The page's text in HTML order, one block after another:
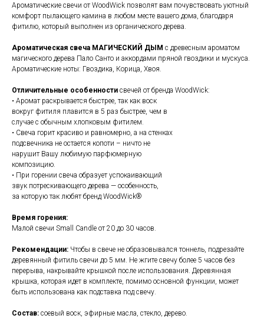
Ароматические свечи от WoodWick позволят вам почувствовать уютный
комфорт пылающего камина в любом месте вашего дома, благодаря
фитилю, который выполнен из органического дерева.
Ароматическая свеча МАГИЧЕСКИЙ ДЫМ c древесным ароматом
магического дерева Пало Санто и аккордами пряной гвоздики и мускуса.
Ароматические ноты: Гвоздика, Корица, Хвоя.
Отличительные особенности свечей от бренда WoodWick:
• Аромат раскрывается быстрее, так как воск
вокруг фитиля плавится в 5 раз быстрее, чем в
случае с обычным хлопковым фитилем.
• Свеча горит красиво и равномерно, а на стенках
подсвечника не остается копоти – ничто не
нарушит Вашу любимую парфюмерную
композицию.
• При горении свеча образует успокаивающий
звук потрескивающего дерева — особенность,
за которую так любят бренд WoodWick®
Время горения:
Малой свечи Small Candle от 20 до 30 часов.
Рекомендации: Чтобы в свече не образовывался тоннель, подрезайте
деревянный фитиль свечи до 5 мм. Не жгите свечу более 5 часов без
перерыва, накрывайте крышкой после использования. Деревянная
крышка, которая идет в комплекте, помимо основной функции, может
быть использована как подставка под свечу.
Состав: соевый воск, эфирные масла, стекло, дерево.